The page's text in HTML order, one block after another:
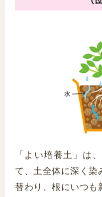
「よい培養土」は
て、土全体に深く染
替わり、根にいつも